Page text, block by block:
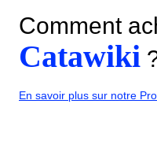
Comment
Catawiki
En savoir plus sur notre